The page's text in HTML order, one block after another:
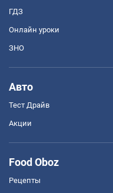
ГДЗ
Онлайн уроки
ЗНО
Авто
Тест Драйв
Акции
Food Oboz
Рецепты